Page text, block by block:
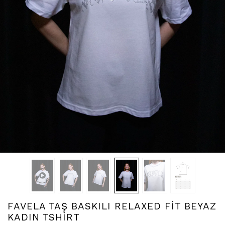
FAVELA TAŞ BASKILI RELAXED FİT BEYAZ
KADIN TSHİRT